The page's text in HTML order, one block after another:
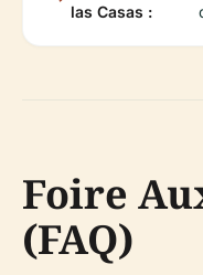
las Casas :
Foire
(FAQ)